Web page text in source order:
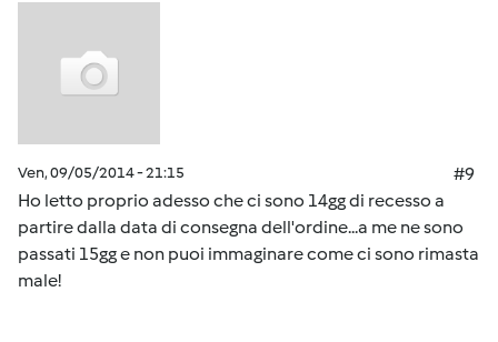
Ven, 09/05/2014 - 21:15
#9
Ho letto proprio adesso che ci sono 14gg di recesso a
partire dalla data di consegna dell'ordine...a me ne sono
passati 15gg e non puoi immaginare come ci sono rimasta
male!